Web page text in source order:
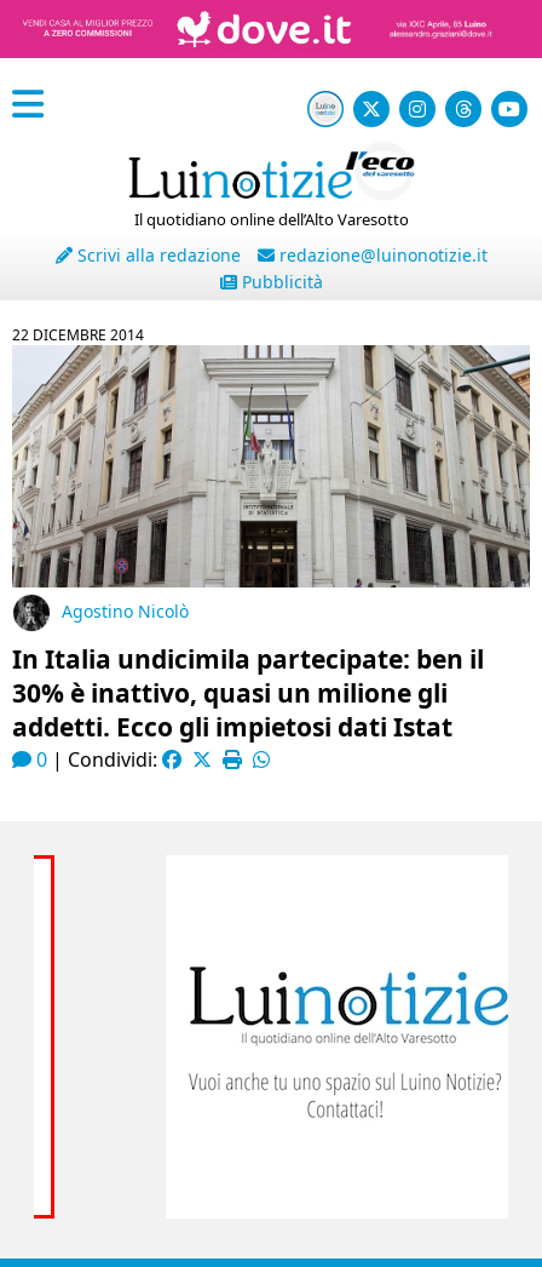
Il quotidiano online dell’Alto Varesotto
Scrivi alla redazione
redazione@luinonotizie.it
Pubblicità
22 DICEMBRE 2014
Agostino Nicolò
In Italia undicimila partecipate: ben il
30% è inattivo, quasi un milione gli
addetti. Ecco gli impietosi dati Istat
0 | Condividi: